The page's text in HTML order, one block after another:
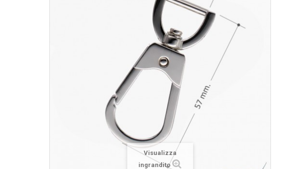
Visualizza
ingrandito